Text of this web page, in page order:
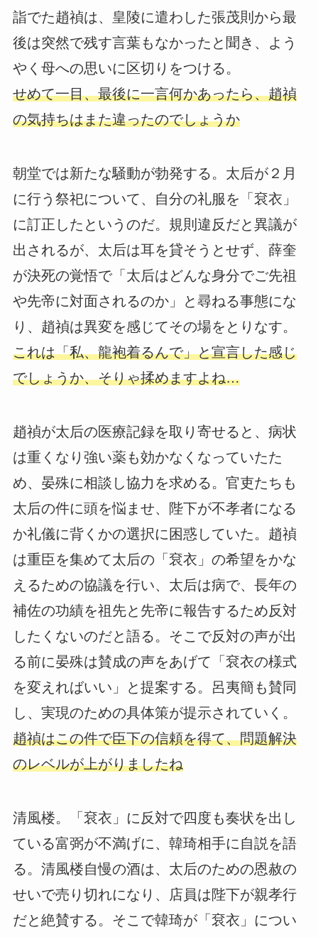
詣でた趙禎は、皇陵に遣わした張茂則から最
後は突然で残す言葉もなかったと聞き、よう
やく母への思いに区切りをつける。
せめて一目、最後に一言何かあったら、趙禎
の気持ちはまた違ったのでしょうか
朝堂では新たな騒動が勃発する。太后が２月
に行う祭祀について、自分の礼服を「袞衣」
に訂正したというのだ。規則違反だと異議が
出されるが、太后は耳を貸そうとせず、薛奎
が決死の覚悟で「太后はどんな身分でご先祖
や先帝に対面されるのか」と尋ねる事態にな
り、趙禎は異変を感じてその場をとりなす。
これは「私、龍袍着るんで」と宣言した感じ
でしょうか、そりゃ揉めますよね…
趙禎が太后の医療記録を取り寄せると、病状
は重くなり強い薬も効かなくなっていたた
め、晏殊に相談し協力を求める。官吏たちも
太后の件に頭を悩ませ、陛下が不孝者になる
か礼儀に背くかの選択に困惑していた。趙禎
は重臣を集めて太后の「袞衣」の希望をかな
えるための協議を行い、太后は病で、長年の
補佐の功績を祖先と先帝に報告するため反対
したくないのだと語る。そこで反対の声が出
る前に晏殊は賛成の声をあげて「袞衣の様式
を変えればいい」と提案する。呂夷簡も賛同
し、実現のための具体策が提示されていく。
趙禎はこの件で臣下の信頼を得て、問題解決
のレベルが上がりましたね
清風楼。「袞衣」に反対で四度も奏状を出し
ている富弼が不満げに、韓琦相手に自説を語
る。清風楼自慢の酒は、太后のための恩赦の
せいで売り切れになり、店員は陛下が親孝行
だと絶賛する。そこで韓琦が「袞衣」につい